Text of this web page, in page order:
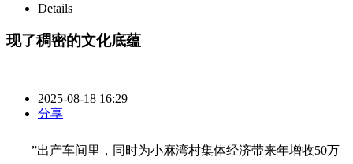
Details
现了稠密的文化底蕴
2025-08-18 16:29
分享
”出产车间里，同时为小麻湾村集体经济带来年增收50万